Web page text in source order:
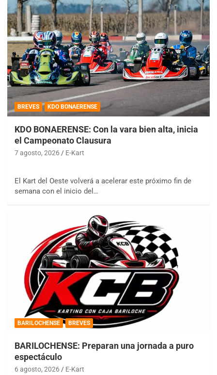
BREVES KDO BONAERENSE
KDO BONAERENSE: Con la vara bien alta, inicia
el Campeonato Clausura
7 agosto, 2026 E-Kart
El Kart del Oeste volverá a acelerar este próximo fin de
semana con el inicio del…
BARILOCHENSE BREVES
BARILOCHENSE: Preparan una jornada a puro
espectáculo
6 agosto, 2026 E-Kart